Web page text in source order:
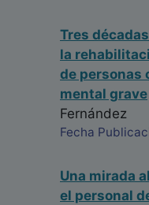
Tres
la
de personas
mental grave
Fernández
Fecha
Una mirada
el personal